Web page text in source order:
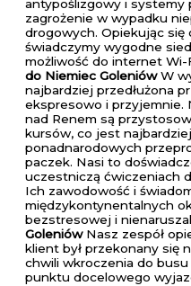
antypoślizgowy i systemy
zagrożenie w wypadku
drogowych. Opiekując się
świadczymy wygodne
możliwość do internet Wi-
do Niemiec GoleniówW
najbardziej przedłużona
ekspresowo i przyjemnie.
nad Renem są
kursów, co jest
ponadnarodowych
paczek. Nasi to
uczestniczą ćwiczeniach
Ich zawodowość i
międzykontynentalnych
bezstresowej i
GoleniówNasz zespół
klient był przekonany się
chwili wkroczenia do
punktu docelowego